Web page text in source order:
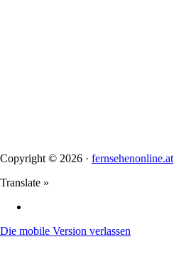
Copyright © 2026 · fernsehenonline.at
Translate »
Die mobile Version verlassen